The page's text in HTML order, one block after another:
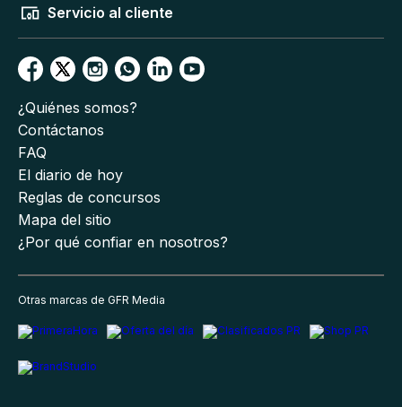
Servicio al cliente
¿Quiénes somos?
Contáctanos
FAQ
El diario de hoy
Reglas de concursos
Mapa del sitio
¿Por qué confiar en nosotros?
Otras marcas de GFR Media